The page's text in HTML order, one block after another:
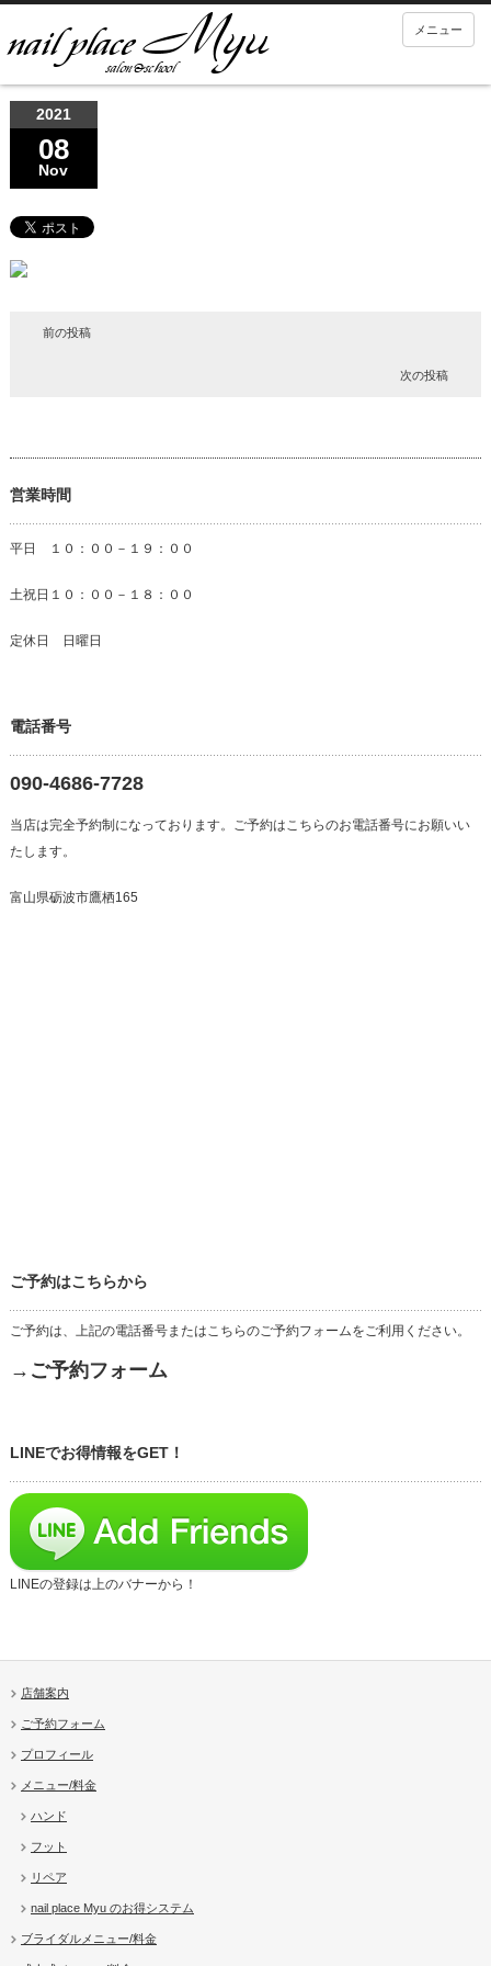
メニュー
2021
08
Nov
前の投稿
次の投稿
営業時間
平日 １０：００－１９：００
土祝日１０：００－１８：００
定休日 日曜日
電話番号
090-4686-7728
当店は完全予約制になっております。ご予約はこちらのお電話番号にお願いい
たします。
富山県砺波市鷹栖165
ご予約はこちらから
ご予約は、上記の電話番号またはこちらのご予約フォームをご利用ください。
→ご予約フォーム
LINEでお得情報をGET！
LINEの登録は上のバナーから！
店舗案内
ご予約フォーム
プロフィール
メニュー/料金
ハンド
フット
リペア
nail place Myu のお得システム
ブライダルメニュー/料金